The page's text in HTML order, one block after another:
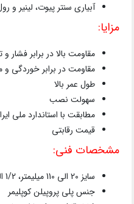
آبیاری سنتر پیوت، لینیر و
مزایا:
مقاومت بالا در برابر فشار
مقاومت در برابر خوردگی و
طول عمر بالا
سهولت نصب
مطابقت با استاندارد ملی
قیمت رقابتی
مشخصات فنی:
سایز 20 الی 110 میلیمتر، 1/2 الی 4 اینچ
جنس پلی پروپیلن کوپلیمر